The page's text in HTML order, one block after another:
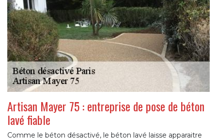
Artisan Mayer 75 : entreprise de pose de béton
lavé fiable
Comme le béton désactivé, le béton lavé laisse apparaitre